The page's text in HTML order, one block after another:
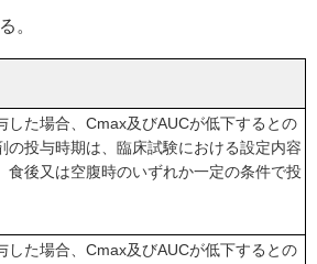
。
した場合、Cmax及びAUCが低下するとの
の投与時期は、臨床試験における設定内容
食後又は空腹時のいずれか一定の条件で投
した場合、Cmax及びAUCが低下するとの